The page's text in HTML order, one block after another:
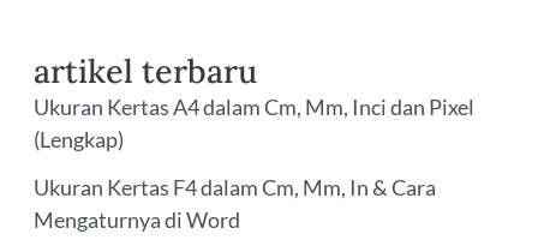
artikel terbaru
Ukuran Kertas A4 dalam Cm, Mm, Inci dan Pixel
(Lengkap)
Ukuran Kertas F4 dalam Cm, Mm, In & Cara
Mengaturnya di Word